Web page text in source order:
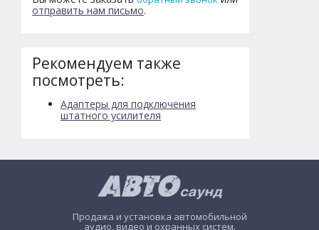
отправить нам письмо.
Рекомендуем также
посмотреть:
Адаптеры для подключения
штатного усилителя
Продажа и установка автомобильной
аудио, видео и охранных систем.